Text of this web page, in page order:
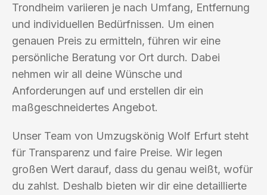
Trondheim variieren je nach Umfang, Entfernung
und individuellen Bedürfnissen. Um einen
genauen Preis zu ermitteln, führen wir eine
persönliche Beratung vor Ort durch. Dabei
nehmen wir all deine Wünsche und
Anforderungen auf und erstellen dir ein
maßgeschneidertes Angebot.
Unser Team von Umzugskönig Wolf Erfurt steht
für Transparenz und faire Preise. Wir legen
großen Wert darauf, dass du genau weißt, wofür
du zahlst. Deshalb bieten wir dir eine detaillierte